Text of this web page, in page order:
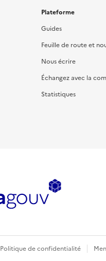
Plateforme
Guides
Feuille de route et
Nous écrire
Échangez avec la
Statistiques
Politique de confidentialité